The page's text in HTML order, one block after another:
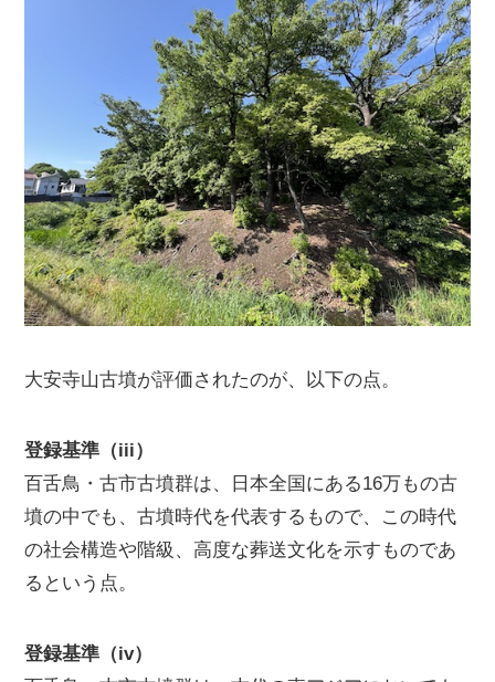
大安寺山古墳が評価されたのが、以下の点。
登録基準（iii）
百舌鳥・古市古墳群は、日本全国にある16万もの古
墳の中でも、古墳時代を代表するもので、この時代
の社会構造や階級、高度な葬送文化を示すものであ
るという点。
登録基準（iv）